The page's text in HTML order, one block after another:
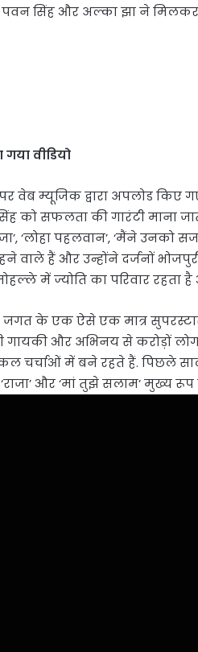
सिंह और अल्का झा ने मिलकर
वीडियो
वेब म्यूजिक द्वारा अपलोड किए
को सफलता की गारंटी माना
‘लोहा पहलवान’, ‘मैंने उनको
वाले हैं और उन्होंने दर्जनों
में ज्योति का परिवार रहता
जगत के एक ऐसे एक मात्र
गायकी और अभिनय से करोड़ों
में बने रहते हैं. पिछले साल
‘राजा’ और ‘मां तुझे सलाम’ मुख्य